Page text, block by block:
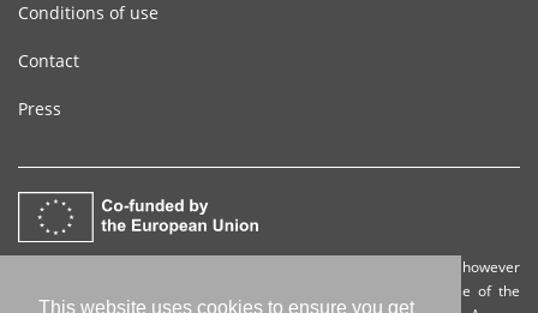
This website uses cookies to ensure you get
Conditions of use
Contact
Press
Funded by the European Union. Views and opinions expressed are however
those of the author(s) only and do not necessarily reflect those of the